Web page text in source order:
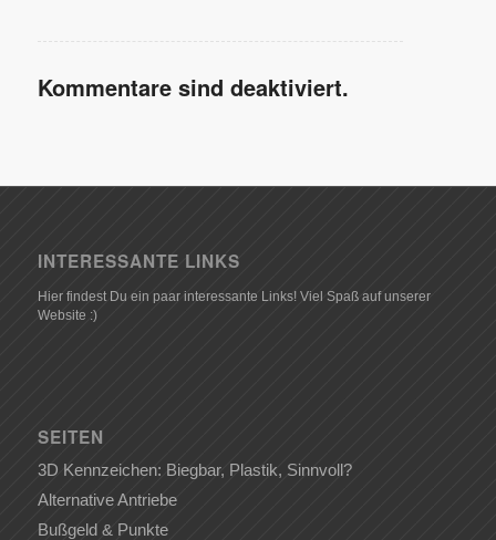
Kommentare sind deaktiviert.
INTERESSANTE LINKS
Hier findest Du ein paar interessante Links! Viel Spaß auf unserer
Website :)
SEITEN
3D Kennzeichen: Biegbar, Plastik, Sinnvoll?
Alternative Antriebe
Bußgeld & Punkte